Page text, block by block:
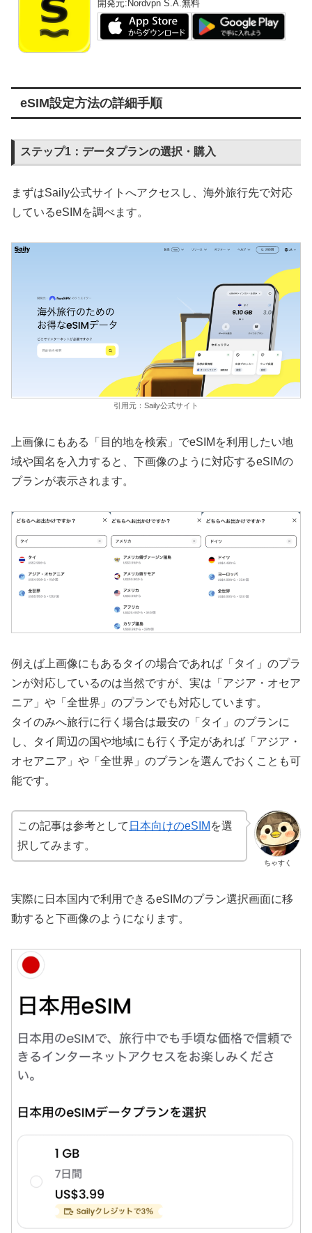
開発元: Nordvpn S.A. 無料
eSIM設定方法の詳細手順
ステップ1：データプランの選択・購入
まずはSaily公式サイトへアクセスし、海外旅行先で対応
しているeSIMを調べます。
引用元：Saily公式サイト
上画像にもある「目的地を検索」でeSIMを利用したい地
域や国名を入力すると、下画像のように対応するeSIMの
プランが表示されます。
例えば上画像にもあるタイの場合であれば「タイ」のプラ
ンが対応しているのは当然ですが、実は「アジア・オセア
ニア」や「全世界」のプランでも対応しています。
タイのみへ旅行に行く場合は最安の「タイ」のプランに
し、タイ周辺の国や地域にも行く予定があれば「アジア・
オセアニア」や「全世界」のプランを選んでおくことも可
能です。
ちゃすく
この記事は参考として 日本向けのeSIM を選
択してみます。
実際に日本国内で利用できるeSIMのプラン選択画面に移
動すると下画像のようになります。